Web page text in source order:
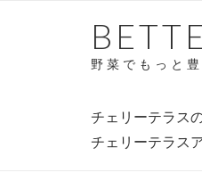
野菜でもっと
チェリーテラス
チェリーテラス